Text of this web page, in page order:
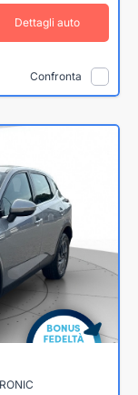
Dettagli auto
Confronta